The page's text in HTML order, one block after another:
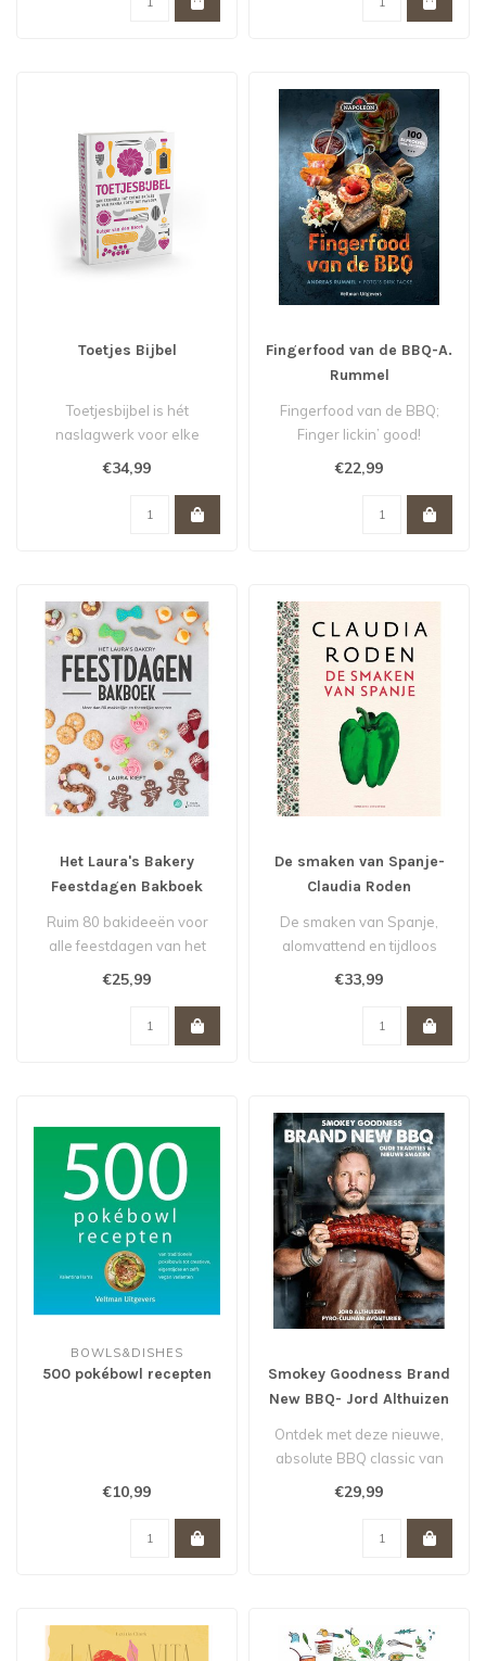
Toetjes Bijbel
Toetjesbijbel is hét
naslagwerk voor elke
€34,99
Fingerfood van de BBQ-A.
Rummel
Fingerfood van de BBQ;
Finger lickin’ good!
€22,99
Het Laura's Bakery
Feestdagen Bakboek
Ruim 80 bakideeën voor
alle feestdagen van het
jaar!
€25,99
De smaken van Spanje-
Claudia Roden
De smaken van Spanje,
alomvattend en tijdloos
naslagwerk over de
€33,99
BOWLS&DISHES
500 pokébowl recepten
€10,99
Smokey Goodness Brand
New BBQ- Jord Althuizen
Ontdek met deze nieuwe,
absolute BBQ classic van
€29,99